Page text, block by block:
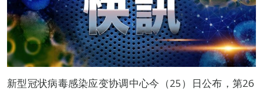
新型冠状病毒感染应变协调中心今（25）日公布，第26